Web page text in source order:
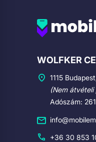
Cégadatok
WOLFKER
1115
(Nem átvételi
Adószám:
+36 30 853